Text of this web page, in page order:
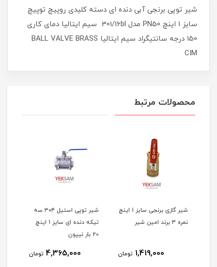
شیر توپی برنجی آبی دنده ای دسته کلیدی روپیچ توپیچ
سایز 1 اینچ PN50 مدل 301/16bl سیم ایتالیا دمای کاری
150 درجه سانتیگراد سیم ایتالیا BALL VALVE BRASS
CIM
محصولات مرتبط
شیر گازی برنجی سایز 1 اینچ
نمره 3 برند امین شیر
1,419,000 تومان
شیر توپی استیل ۳۰۴ سه
تیکه دنده ای سایز 1 اینچ
20 بار نیپون
4,365,000 تومان